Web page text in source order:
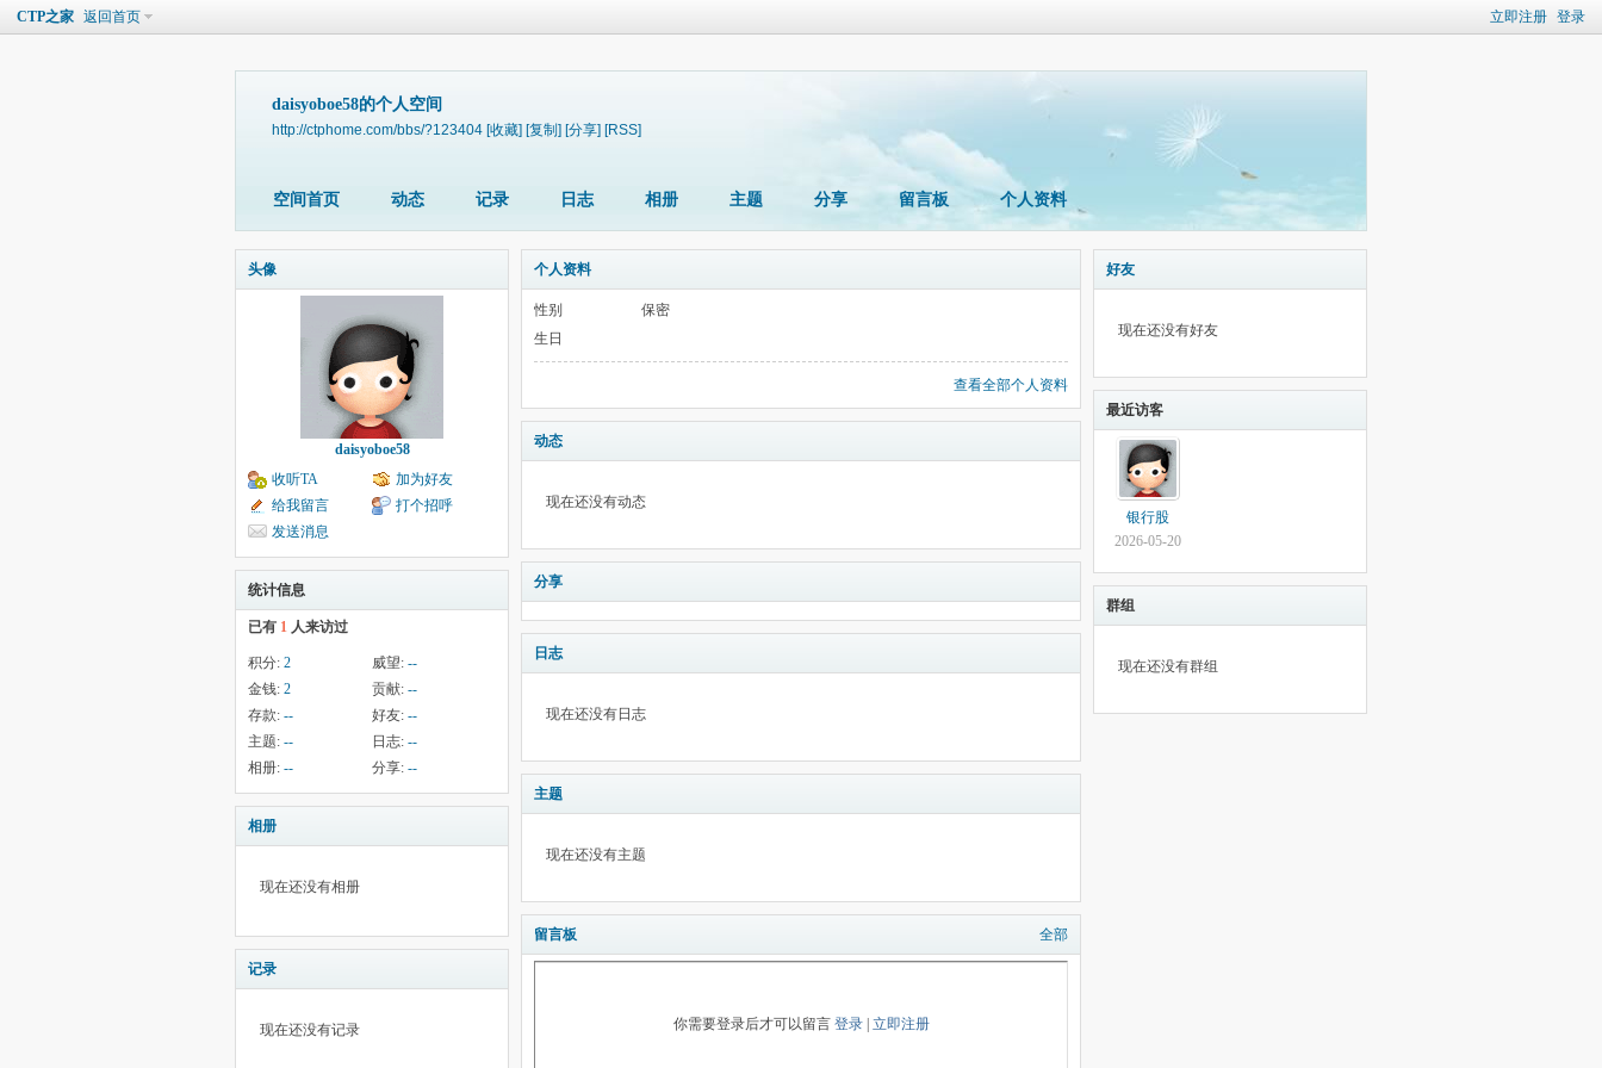
立即注册 登录
CTP之家 返回首页
daisyoboe58的个人空间
http://ctphome.com/bbs/?123404 [收藏] [复制] [分享] [RSS]
空间首页 动态 记录 日志 相册 主题 分享 留言板 个人资料
头像
daisyoboe58
收听TA
加为好友
给我留言
打个招呼
发送消息
统计信息
已有 1 人来访过
积分: 2 威望: --
金钱: 2 贡献: --
存款: -- 好友: --
主题: -- 日志: --
相册: -- 分享: --
相册
现在还没有相册
记录
现在还没有记录
个人资料
性别
保密
生日
查看全部个人资料
动态
现在还没有动态
分享
日志
现在还没有日志
主题
现在还没有主题
留言板 全部
你需要登录后才可以留言 登录| 立即注册
好友
现在还没有好友
最近访客
银行股
2026-05-20
群组
现在还没有群组